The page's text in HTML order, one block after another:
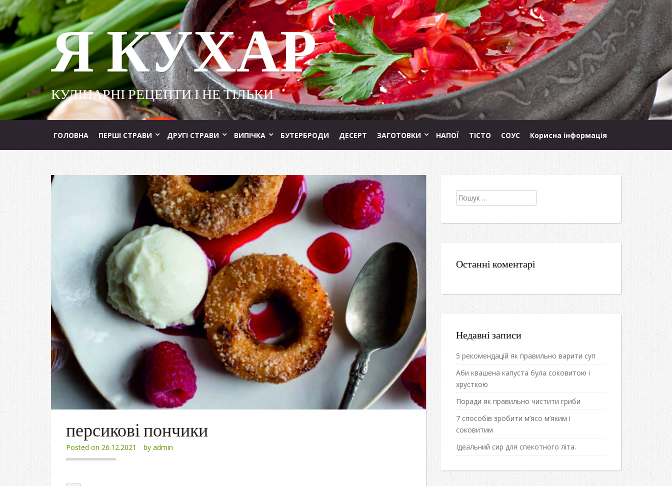
Я КУХАР
КУЛІНАРНІ РЕЦЕПТИ І НЕ ТІЛЬКИ
ГОЛОВНА ПЕРШІ СТРАВИ ДРУГІ СТРАВИ ВИПІЧКА БУТЕРБРОДИ ДЕСЕРТ ЗАГОТОВКИ НАПОЇ ТІСТО СОУС Корисна інформація
персикові пончики
Posted on 26.12.2021 by admin
Пошук:
Останні коментарі
Недавні записи
5 рекомендацій як правильно варити суп
Аби квашена капуста була соковитою і
хрусткою
Поради як правильно чистити гриби
7 способів зробити м’ясо м’яким і
соковитим
Ідеальний сир для спекотного літа.